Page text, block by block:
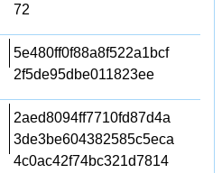
72
5e480ff0f88a8f522a1bcf
2f5de95dbe011823ee
2aed8094ff7710fd87d4a
3de3be604382585c5eca
4c0ac42f74bc321d7814